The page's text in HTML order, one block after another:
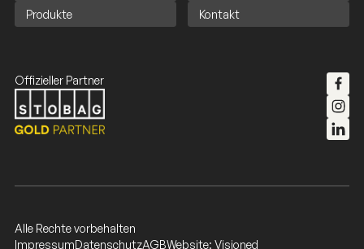
Produkte
Kontakt
Offizieller Partner
Alle Rechte vorbehalten
ImpressumDatenschutzAGBWebsite: Visioned